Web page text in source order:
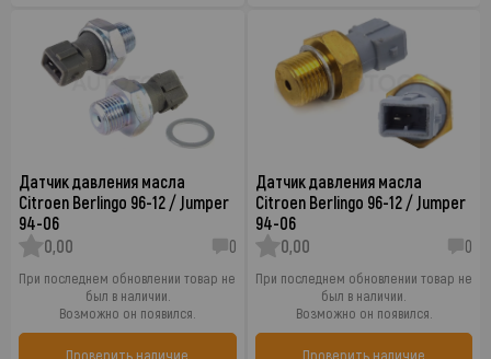
Датчик давления масла
Citroen Berlingo 96-12 / Jumper
94-06
0,00
0
При последнем обновлении товар не
был в наличии.
Возможно он появился.
Проверить наличие
Датчик давления масла
Citroen Berlingo 96-12 / Jumper
94-06
0,00
0
При последнем обновлении товар не
был в наличии.
Возможно он появился.
Проверить наличие